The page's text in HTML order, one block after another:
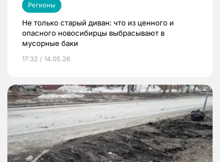
Регионы
Не только старый диван: что из ценного и
опасного новосибирцы выбрасывают в
мусорные баки
17:32 / 14.05.26